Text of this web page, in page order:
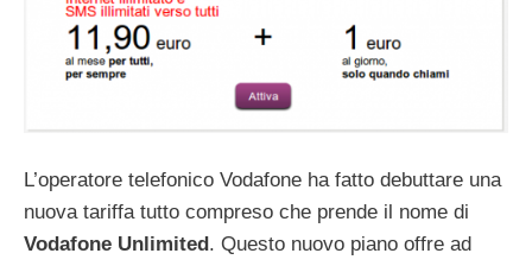
L’operatore telefonico Vodafone ha fatto debuttare una
nuova tariffa tutto compreso che prende il nome di
Vodafone Unlimited. Questo nuovo piano offre ad